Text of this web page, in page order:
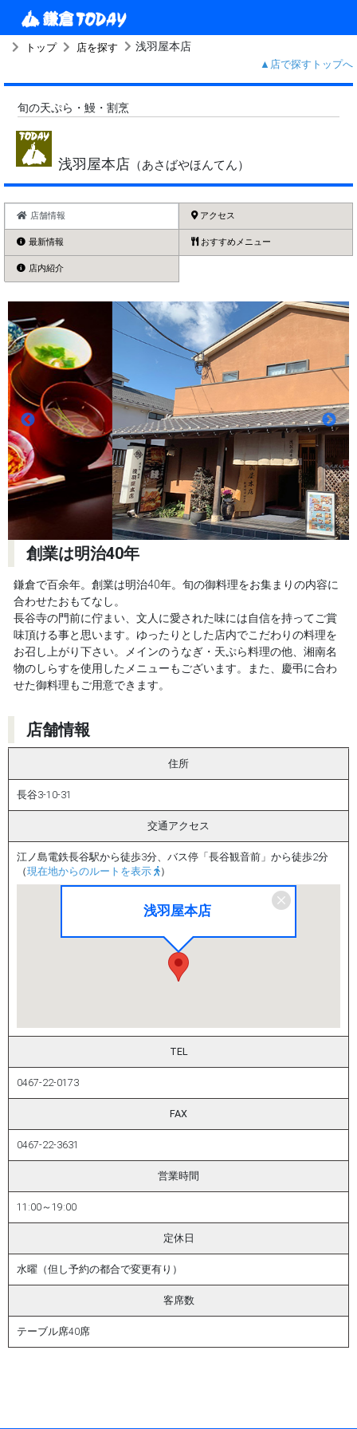
トップ 店を探す 浅羽屋本店
▲店で探すトップへ
旬の天ぷら・鰻・割烹
浅羽屋本店 （あさばやほんてん）
店舗情報 アクセス
最新情報 おすすめメニュー
店内紹介
創業は明治40年
鎌倉で百余年。創業は明治40年。旬の御料理をお集まりの内容に
合わせたおもてなし。
長谷寺の門前に佇まい、文人に愛された味には自信を持ってご賞
味頂ける事と思います。ゆったりとした店内でこだわりの料理を
お召し上がり下さい。メインのうなぎ・天ぷら料理の他、湘南名
物のしらすを使用したメニューもございます。また、慶弔に合わ
せた御料理もご用意できます。
店舗情報
住所
長谷3-10-31
交通アクセス
江ノ島電鉄長谷駅から徒歩3分、バス停「長谷観音前」から徒歩2分
（現在地からのルートを表示 ）
浅羽屋本店
TEL
0467-22-0173
FAX
0467-22-3631
営業時間
11:00～19:00
定休日
水曜（但し予約の都合で変更有り）
客席数
テーブル席40席